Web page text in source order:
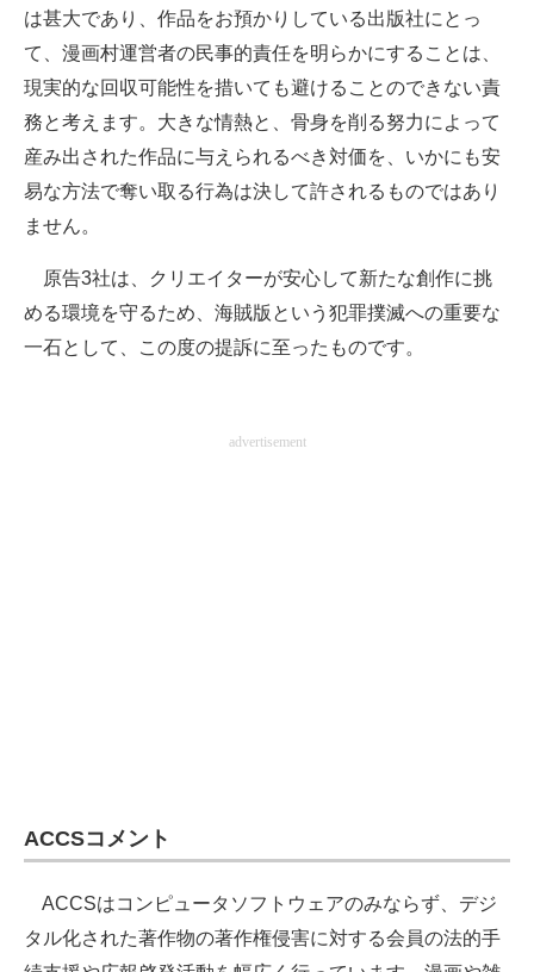
は甚大であり、作品をお預かりしている出版社にとっ
て、漫画村運営者の民事的責任を明らかにすることは、
現実的な回収可能性を措いても避けることのできない責
務と考えます。大きな情熱と、骨身を削る努力によって
産み出された作品に与えられるべき対価を、いかにも安
易な方法で奪い取る行為は決して許されるものではあり
ません。
原告3社は、クリエイターが安心して新たな創作に挑
める環境を守るため、海賊版という犯罪撲滅への重要な
一石として、この度の提訴に至ったものです。
advertisement
ACCSコメント
ACCSはコンピュータソフトウェアのみならず、デジ
タル化された著作物の著作権侵害に対する会員の法的手